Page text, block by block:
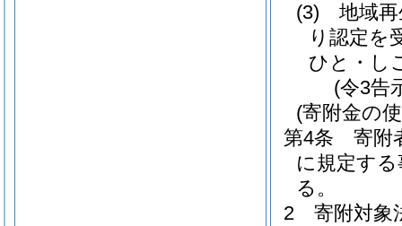
(3)
地域
り認定を
ひと・し
(令3告
(寄附金の
第4条
寄附
に規定す
る。
2
寄附対象